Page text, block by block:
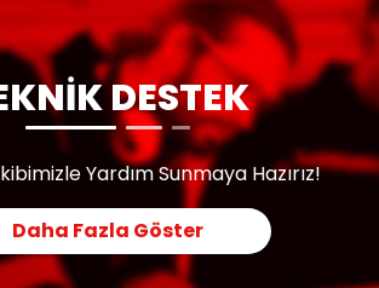
DESTEK
Yardım Sunmaya Hazırız!
Daha Fazla Göster